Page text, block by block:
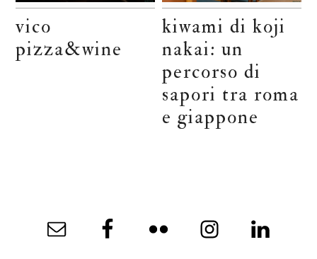
vico
pizza&wine
kiwami di koji
nakai: un
percorso di
sapori tra roma
e giappone